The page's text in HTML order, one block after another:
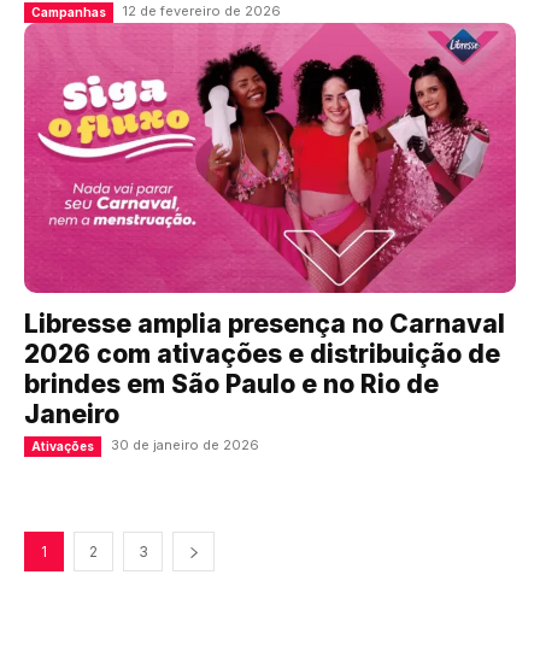
Campanhas 12 de fevereiro de 2026
Libresse amplia presença no Carnaval
2026 com ativações e distribuição de
brindes em São Paulo e no Rio de
Janeiro
Ativações 30 de janeiro de 2026
1 2 3